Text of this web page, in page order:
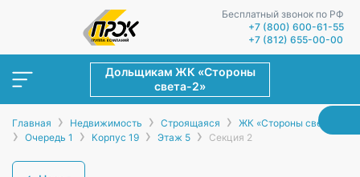
Бесплатный звонок по РФ
+7 (800) 600-61-55
+7 (812) 655-00-00
Дольщикам ЖК «Стороны
света-2»
Главная › Недвижимость › Строящаяся › ЖК «Стороны света-2»
› Очередь 1 › Корпус 19 › Этаж 5 › Секция 2